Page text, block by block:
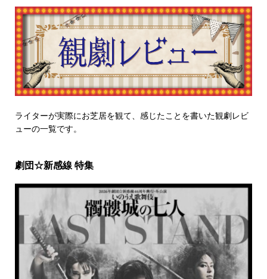
ライターが実際にお芝居を観て、感じたことを書いた観劇レビ
ューの一覧です。
劇団☆新感線 特集